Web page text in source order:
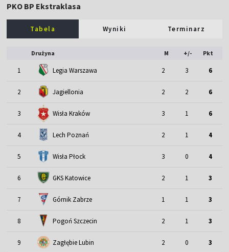
PKO BP Ekstraklasa
Tabela Wyniki Terminarz
Drużyna M +/- Pkt
1 Legia Warszawa 2 3 6
2 Jagiellonia 2 2 6
3 Wisła Kraków 3 1 6
4 Lech Poznań 2 1 4
5 Wisła Płock 3 0 4
6 GKS Katowice 2 1 3
7 Górnik Zabrze 1 1 3
8 Pogoń Szczecin 2 1 3
9 Zagłębie Lubin 2 0 3